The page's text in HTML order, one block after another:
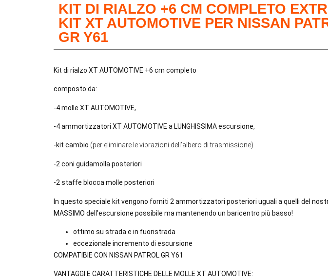
KIT DI RIALZO +6 CM COMPLETO
KIT XT AUTOMOTIVE PER NISSAN
GR Y61
Kit di rialzo XT AUTOMOTIVE +6 cm completo
composto da:
-4 molle XT AUTOMOTIVE,
-4 ammortizzatori XT AUTOMOTIVE a LUNGHISSIMA escursione,
-kit cambio (per eliminare le vibrazioni dell’albero di trasmissione)
-2 coni guidamolla posteriori
-2 staffe blocca molle posteriori
In questo speciale kit vengono forniti 2 ammortizzatori posteriori uguali a quelli del
MASSIMO dell’escursione possibile ma mantenendo un baricentro più basso!
ottimo su strada e in fuoristrada
eccezionale incremento di escursione
COMPATIBIE CON NISSAN PATROL GR Y61
VANTAGGI E CARATTERISTICHE DELLE MOLLE XT AUTOMOTIVE: